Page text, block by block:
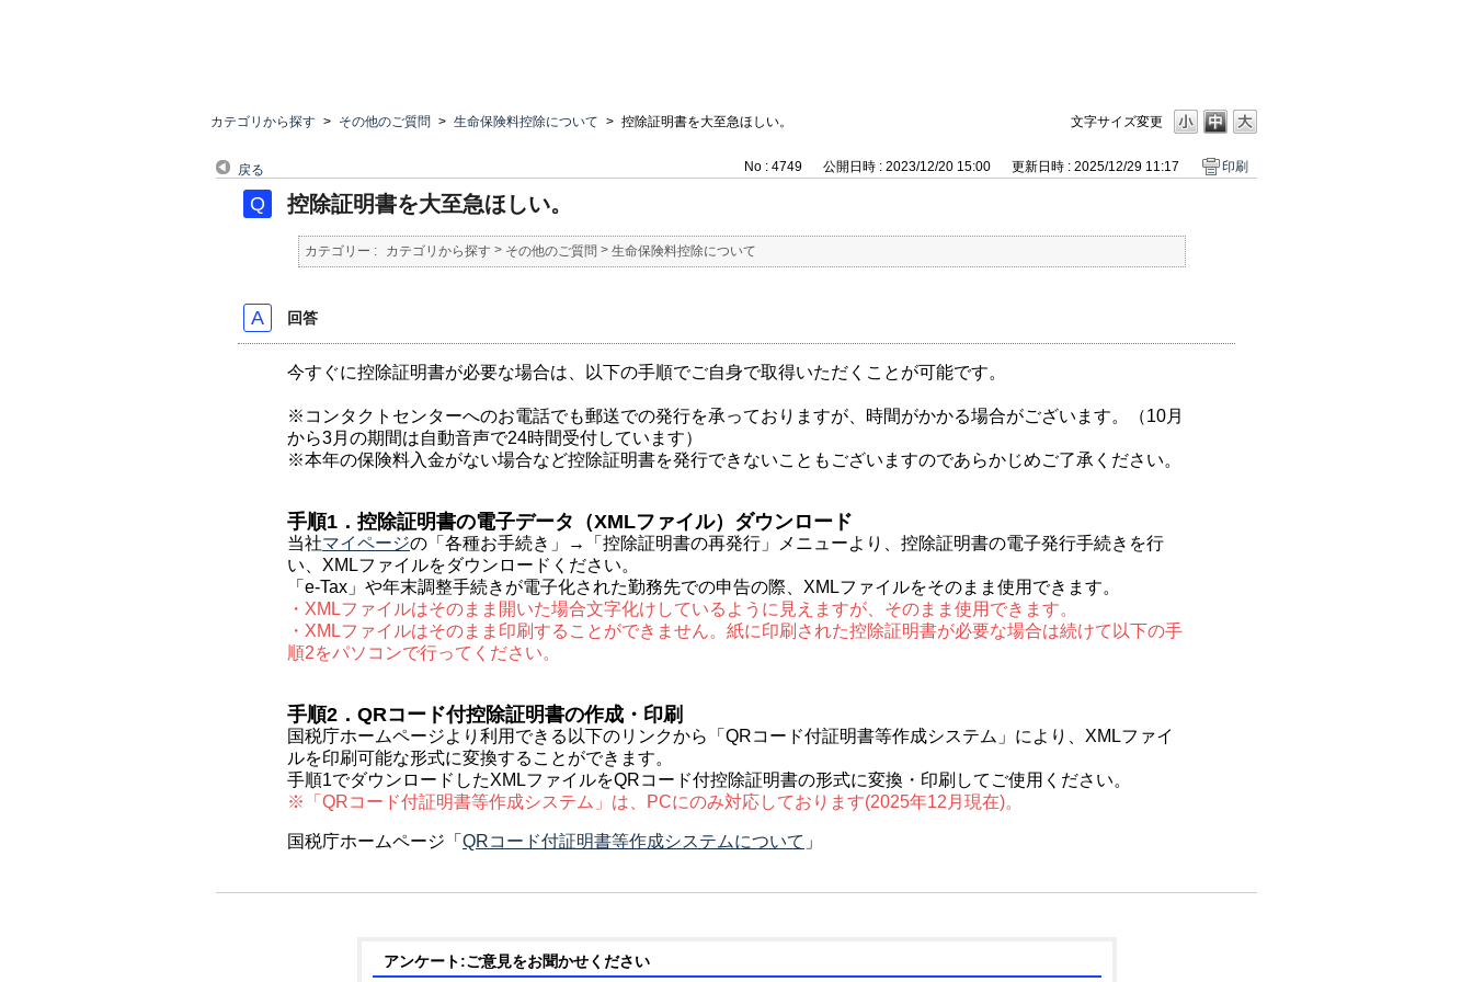
文字サイズ変更
カテゴリから探す > その他のご質問 > 生命保険料控除について > 控除証明書を大至急ほしい。
戻る No : 4749 公開日時 : 2023/12/20 15:00 更新日時 : 2025/12/29 11:17 印刷
控除証明書を大至急ほしい。
カテゴリー : カテゴリから探す > その他のご質問 > 生命保険料控除について
回答
今すぐに控除証明書が必要な場合は、以下の手順でご自身で取得いただくことが可能です。
※コンタクトセンターへのお電話でも郵送での発行を承っておりますが、時間がかかる場合がございます。（10月
から3月の期間は自動音声で24時間受付しています）
※本年の保険料入金がない場合など控除証明書を発行できないこともございますのであらかじめご了承ください。
手順1．控除証明書の電子データ（XMLファイル）ダウンロード
当社マイページの「各種お手続き」→「控除証明書の再発行」メニューより、控除証明書の電子発行手続きを行
い、XMLファイルをダウンロードください。
「e-Tax」や年末調整手続きが電子化された勤務先での申告の際、XMLファイルをそのまま使用できます。
・XMLファイルはそのまま開いた場合文字化けしているように見えますが、そのまま使用できます。
・XMLファイルはそのまま印刷することができません。紙に印刷された控除証明書が必要な場合は続けて以下の手
順2をパソコンで行ってください。
手順2．QRコード付控除証明書の作成・印刷
国税庁ホームページより利用できる以下のリンクから「QRコード付証明書等作成システム」により、XMLファイ
ルを印刷可能な形式に変換することができます。
手順1でダウンロードしたXMLファイルをQRコード付控除証明書の形式に変換・印刷してご使用ください。
※「QRコード付証明書等作成システム」は、PCにのみ対応しております(2025年12月現在)。
国税庁ホームページ「 QRコード付証明書等作成システムについて 」
アンケート:ご意見をお聞かせください